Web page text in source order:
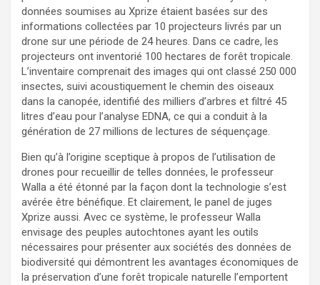
données soumises au Xprize étaient basées sur des
informations collectées par 10 projecteurs livrés par un
drone sur une période de 24 heures. Dans ce cadre, les
projecteurs ont inventorié 100 hectares de forêt tropicale.
L’inventaire comprenait des images qui ont classé 250 000
insectes, suivi acoustiquement le chemin des oiseaux
dans la canopée, identifié des milliers d’arbres et filtré 45
litres d’eau pour l’analyse EDNA, ce qui a conduit à la
génération de 27 millions de lectures de séquençage.
Bien qu’à l’origine sceptique à propos de l’utilisation de
drones pour recueillir de telles données, le professeur
Walla a été étonné par la façon dont la technologie s’est
avérée être bénéfique. Et clairement, le panel de juges
Xprize aussi. Avec ce système, le professeur Walla
envisage des peuples autochtones ayant les outils
nécessaires pour présenter aux sociétés des données de
biodiversité qui démontrent les avantages économiques de
la préservation d’une forêt tropicale naturelle l’emportent